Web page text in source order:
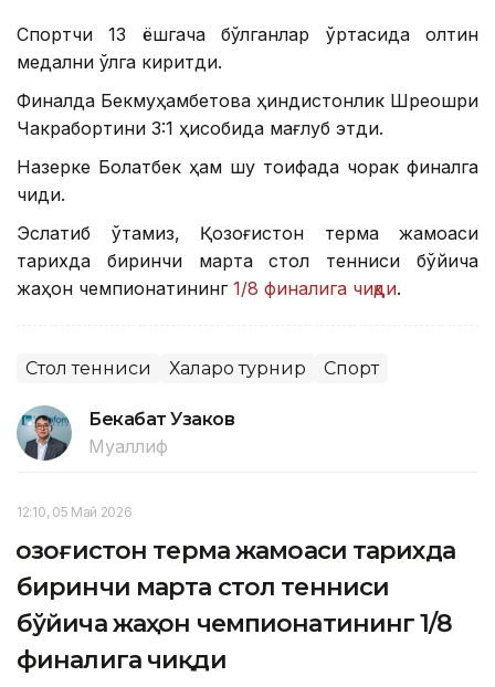
Спортчи 13 ёшгача бўлганлар ўртасида олтин
медални қўлга киритди.
Финалда Бекмуҳамбетова ҳиндистонлик Шреошри
Чакрабортини 3:1 ҳисобида мағлуб этди.
Назерке Болатбек ҳам шу тоифада чорак финалга
чиқди.
Эслатиб ўтамиз, Қозоғистон терма жамоаси
тарихда биринчи марта стол тенниси бўйича
жаҳон чемпионатининг 1/8 финалига чиқди.
Стол тенниси Халқаро турнир Спорт
Бекабат Узаков
Муаллиф
12:10, 05 Май 2026
Қозоғистон терма жамоаси тарихда
биринчи марта стол тенниси
бўйича жаҳон чемпионатининг 1/8
финалига чиқди